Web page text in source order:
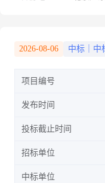
2026-08-06 中标｜中
项目编号
发布时间
投标截止时间
招标单位
中标单位